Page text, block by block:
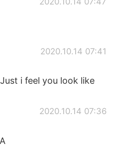
2020.10.14 07:41
i feel you look like
2020.10.14 07:36